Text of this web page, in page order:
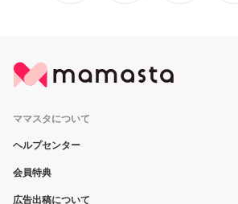
ママスタについて
ヘルプセンター
会員特典
広告出稿について